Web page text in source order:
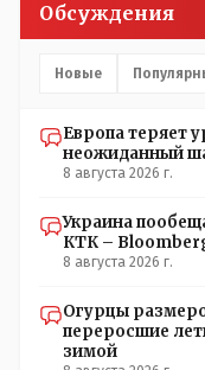
Обсуждения
Новые
Европа теряет
неожиданный
8 августа 2026 г.
Украина
КТК –
8 августа 2026 г.
Огурцы
переросшие
зимой